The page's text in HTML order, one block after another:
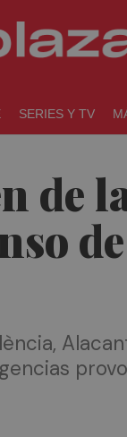
SERIES Y TV
de